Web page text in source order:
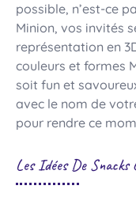
possible, n’est-ce
Minion, vos invités
représentation en
couleurs et formes
soit fun et
avec le nom de
pour rendre ce
Les Idées De Snacks